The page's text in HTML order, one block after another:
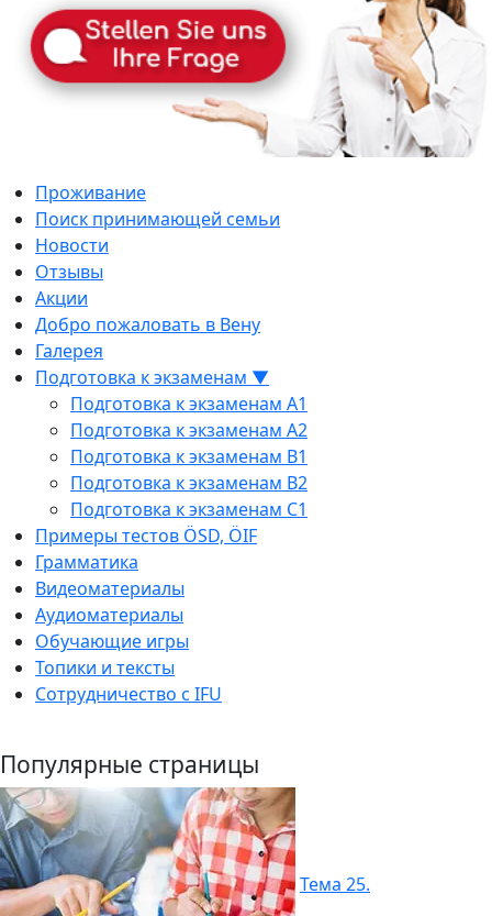
Проживание
Поиск принимающей семьи
Новости
Отзывы
Акции
Добро пожаловать в Вену
Галерея
Подготовка к экзаменам ▼
Подготовка к экзаменам A1
Подготовка к экзаменам A2
Подготовка к экзаменам B1
Подготовка к экзаменам B2
Подготовка к экзаменам C1
Примеры тестов ÖSD, ÖIF
Грамматика
Видеоматериалы
Аудиоматериалы
Обучающие игры
Топики и тексты
Сотрудничество c IFU
Популярные страницы
Тема 25.